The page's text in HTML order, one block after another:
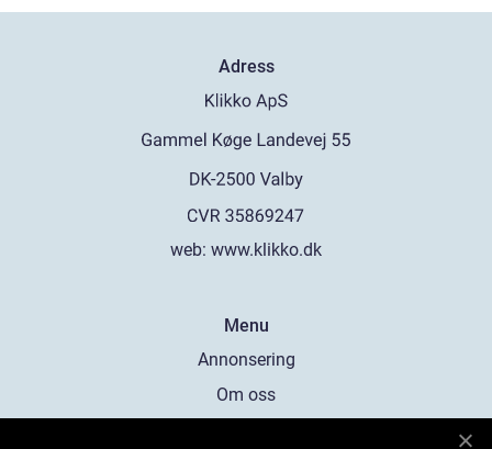
Adress
web: www.klikko.dk
Menu
Annonsering
Om oss